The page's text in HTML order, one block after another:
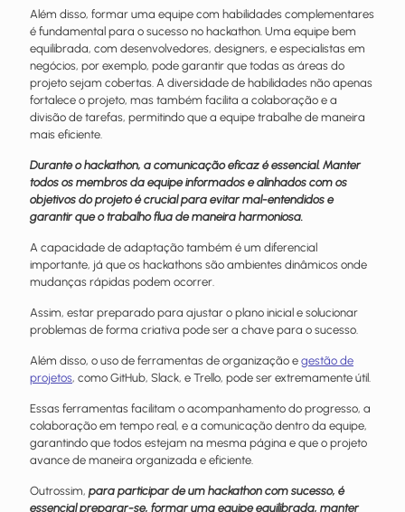
Além disso, formar uma equipe com habilidades complementares
é fundamental para o sucesso no hackathon. Uma equipe bem
equilibrada, com desenvolvedores, designers, e especialistas em
negócios, por exemplo, pode garantir que todas as áreas do
projeto sejam cobertas. A diversidade de habilidades não apenas
fortalece o projeto, mas também facilita a colaboração e a
divisão de tarefas, permitindo que a equipe trabalhe de maneira
mais eficiente.
Durante o hackathon, a comunicação eficaz é essencial. Manter
todos os membros da equipe informados e alinhados com os
objetivos do projeto é crucial para evitar mal-entendidos e
garantir que o trabalho flua de maneira harmoniosa.
A capacidade de adaptação também é um diferencial
importante, já que os hackathons são ambientes dinâmicos onde
mudanças rápidas podem ocorrer.
Assim, estar preparado para ajustar o plano inicial e solucionar
problemas de forma criativa pode ser a chave para o sucesso.
Além disso, o uso de ferramentas de organização e gestão de
projetos, como GitHub, Slack, e Trello, pode ser extremamente útil.
Essas ferramentas facilitam o acompanhamento do progresso, a
colaboração em tempo real, e a comunicação dentro da equipe,
garantindo que todos estejam na mesma página e que o projeto
avance de maneira organizada e eficiente.
Outrossim, para participar de um hackathon com sucesso, é
essencial preparar-se, formar uma equipe equilibrada, manter